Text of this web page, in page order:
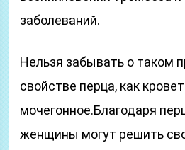
заболеваний.
Нельзя забывать о таком
свойстве перца, как
мочегонное.Благодаря
женщины могут решить